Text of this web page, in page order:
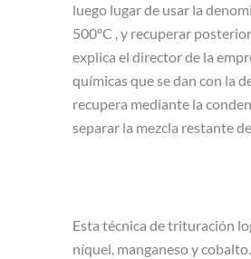
luego lugar de usar la
500ºC , y recuperar
explica el director de la
químicas que se dan con la
recupera mediante la
separar la mezcla restante
Esta técnica de trituración
níquel, manganeso y